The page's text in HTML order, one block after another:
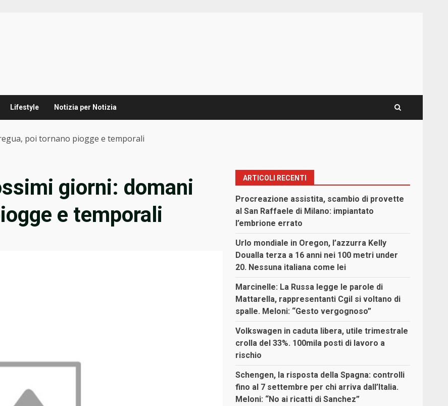
Lifestyle Notizia per Notizia
poi tornano piogge e temporali
giorni: domani
e temporali
ARTICOLI RECENTI
Procreazione assistita, scambio di provette
al San Raffaele di Milano: impiantato
l’embrione errato
Urlo mondiale in Oregon, l’azzurra Kelly
Doualla terza a 16 anni nei 100 metri under
20. Nessuna italiana come lei
Marcinelle: La Russa legge le parole di
Mattarella, rappresentanti Cgil si voltano di
spalle. Meloni: “Gesto vergognoso”
Volkswagen in caduta libera, utile trimestrale
crolla del 33%. 100mila posti di lavoro a
rischio
Schengen, la risposta della Spagna: controlli
fino al 7 settembre per chi arriva dall’Italia.
Meloni: “No ai ricatti di Sanchez”